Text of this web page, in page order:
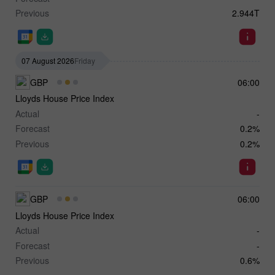
Previous
2.944T
07 August 2026Friday
06:00
GBP
Lloyds House Price Index
Actual
-
Forecast
0.2%
Previous
0.2%
06:00
GBP
Lloyds House Price Index
Actual
-
Forecast
-
Previous
0.6%